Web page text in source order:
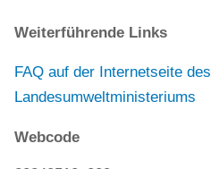
Weiterführende Links
FAQ auf der Internetseite des
Landesumweltministeriums
Webcode